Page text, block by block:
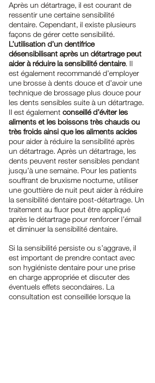
Après un détartrage, il est courant de
ressentir une certaine sensibilité
dentaire. Cependant, il existe plusieurs
façons de gérer cette sensibilité.
L’utilisation d’un dentifrice
désensibilisant après un détartrage peut
aider à réduire la sensibilité dentaire. Il
est également recommandé d’employer
une brosse à dents douce et d’avoir une
technique de brossage plus douce pour
les dents sensibles suite à un détartrage.
Il est également conseillé d’éviter les
aliments et les boissons très chauds ou
très froids ainsi que les aliments acides
pour aider à réduire la sensibilité après
un détartrage. Après un détartrage, les
dents peuvent rester sensibles pendant
jusqu’à une semaine. Pour les patients
souffrant de bruxisme nocturne, utiliser
une gouttière de nuit peut aider à réduire
la sensibilité dentaire post-détartrage. Un
traitement au fluor peut être appliqué
après le détartrage pour renforcer l’émail
et diminuer la sensibilité dentaire.
Si la sensibilité persiste ou s’aggrave, il
est important de prendre contact avec
son hygiéniste dentaire pour une prise
en charge appropriée et discuter des
éventuels effets secondaires. La
consultation est conseillée lorsque la